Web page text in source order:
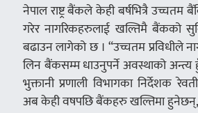
नेपाल राष्ट्र बैंकले केही बर्षभित्रै उच्चतम
गरेर नागरिकहरुलाई खल्तिमै बैंकको
बढाउन लागेको छ । “उच्चतम प्रविधीले
लिन बैंकसम्म धाउनुपर्ने अवस्थाको अन्त्य
भुक्तानी प्रणाली विभागका निर्देशक
अब केही वषपछि बैंकहरु खल्तिमा हुनेछन्,